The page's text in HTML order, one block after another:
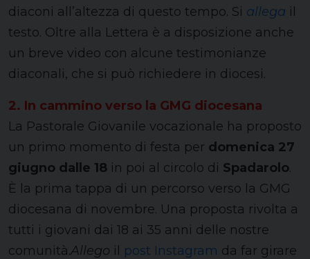
diaconi all’altezza di questo tempo. Si allega il
testo. Oltre alla Lettera è a disposizione anche
un breve video con alcune testimonianze
diaconali, che si può richiedere in diocesi.
2. In cammino verso la GMG diocesana
La Pastorale Giovanile vocazionale ha proposto
un primo momento di festa per domenica 27
giugno dalle 18 in poi al circolo di Spadarolo.
È la prima tappa di un percorso verso la GMG
diocesana di novembre. Una proposta rivolta a
tutti i giovani dai 18 ai 35 anni delle nostre
comunità.Allego il post Instagram da far girare